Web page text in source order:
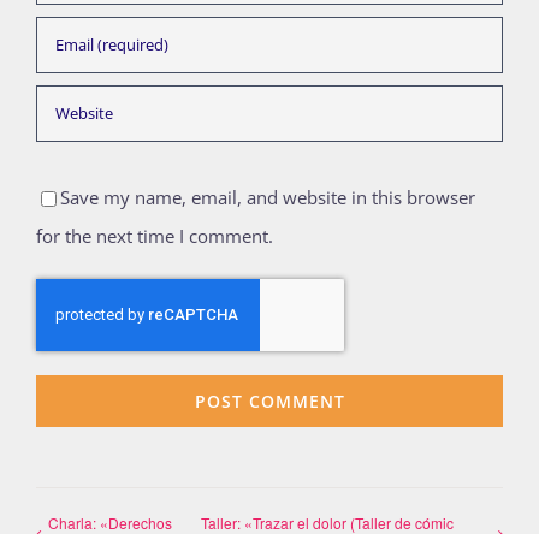
Save my name, email, and website in this browser
for the next time I comment.
Charla: «Derechos
Taller: «Trazar el dolor (Taller de cómic